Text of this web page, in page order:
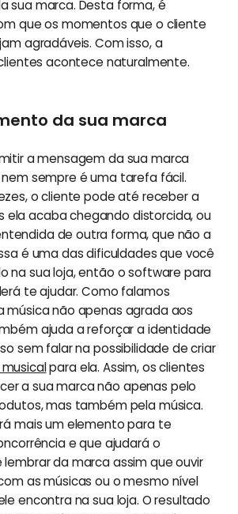
sua marca. Desta forma, é
que os momentos que o cliente
agradáveis. Com isso, a
acontece naturalmente.
da sua marca
a mensagem da sua marca
sempre é uma tarefa fácil.
o cliente pode até receber a
ela acaba chegando distorcida, ou
de outra forma, que não a
é uma das dificuldades que você
na sua loja, então o software para
te ajudar. Como falamos
música não apenas agrada aos
ajuda a reforçar a identidade
sem falar na possibilidade de criar
para ela. Assim, os clientes
a sua marca não apenas pelo
mas também pela música.
mais um elemento para te
e que ajudará o
lembrar da marca assim que ouvir
as músicas ou o mesmo nível
encontra na sua loja. O resultado